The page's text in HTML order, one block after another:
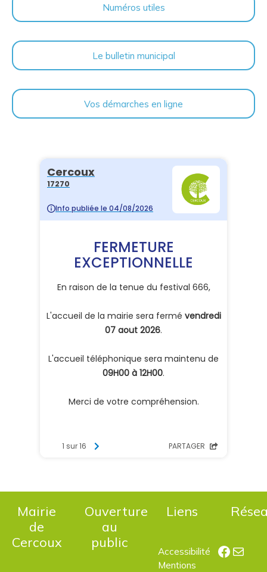
Numéros utiles
Le bulletin municipal
Vos démarches en ligne
Mairie
de
Cercoux
Ouverture
au
public
Liens
Accessibilité
Mentions
E-mail